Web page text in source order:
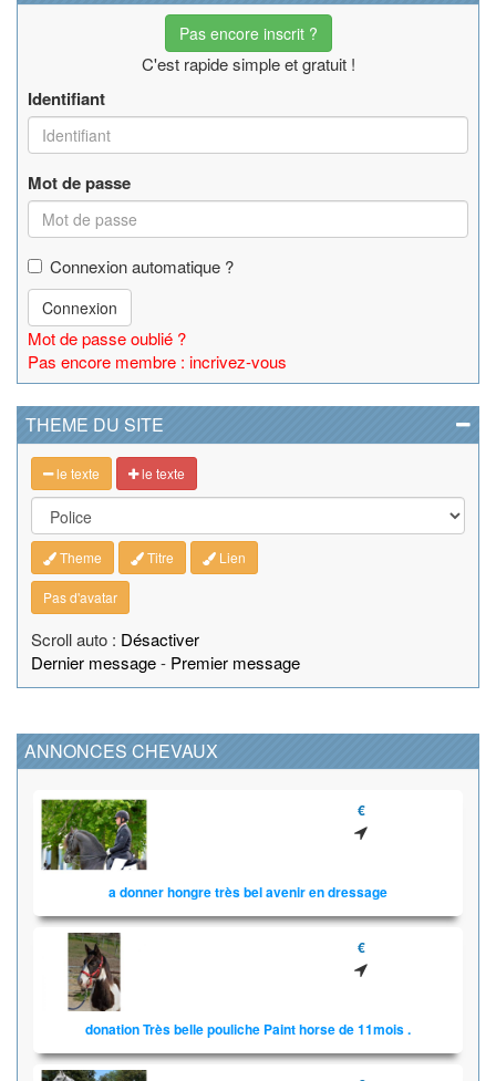
Pas encore inscrit ?
C'est rapide simple et gratuit !
Identifiant
Mot de passe
Connexion automatique ?
Connexion
Mot de passe oublié ?
Pas encore membre : incrivez-vous
THEME DU SITE
le texte le texte
Theme Titre Lien
Pas d'avatar
Scroll auto : Désactiver
Dernier message- Premier message
ANNONCES CHEVAUX
€
a donner hongre très bel avenir en dressage
€
donation Très belle pouliche Paint horse de 11mois .